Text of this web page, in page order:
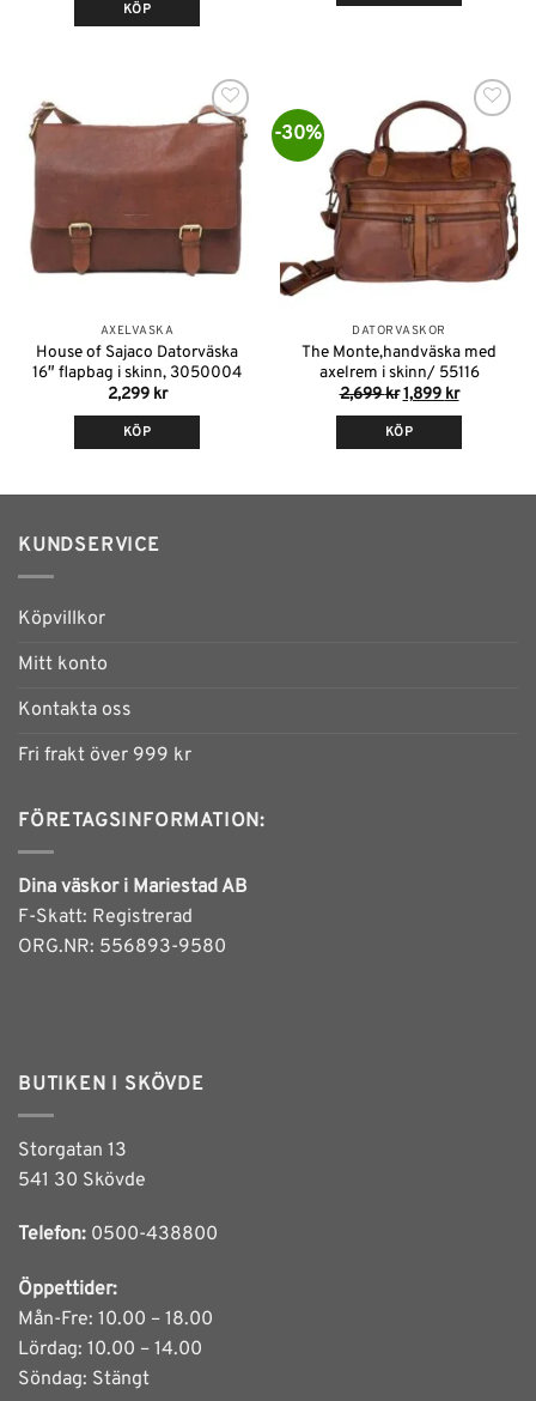
KÖP
Lägg till i
önskelistan
AXELVÄSKA
House of Sajaco Datorväska
16″ flapbag i skinn, 3050004
2,299 kr
KÖP
har
produktsidan
-30%
Lägg till i
önskelistan
DATORVÄSKOR
The Monte,handväska med
axelrem i skinn/ 55116
2,699kr Det
priset
var:
2,699 kr.
1,899 krDet
1,899 kr.
KÖP
KUNDSERVICE
Köpvillkor
Mitt konto
Kontakta oss
Fri frakt över 999 kr
FÖRETAGSINFORMATION:
Dina väskor i Mariestad AB
F-Skatt: Registrerad
ORG.NR: 556893-9580
BUTIKEN I SKÖVDE
Storgatan 13
541 30 Skövde
Telefon: 0500-438800
Öppettider:
Mån-Fre: 10.00 – 18.00
Lördag: 10.00 – 14.00
Söndag: Stängt